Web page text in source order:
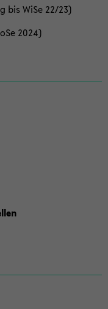
bis WiSe 22/23)
2024)